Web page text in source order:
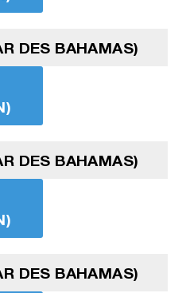
DES BAHAMAS)
DES BAHAMAS)
DES BAHAMAS)